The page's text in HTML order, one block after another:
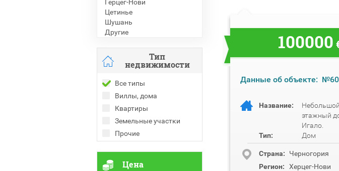
Герцег-Нови
Цетинье
Шушань
Другие
Тип
недвижимости
Все типы
Виллы, дома
Квартиры
Земельные участки
Прочие
Цена
100000
Данные об объекте:
Название:
этажный
Игало.
Тип:
Дом
Cтрана:
Черногория
Регион:
Херцег-Нови